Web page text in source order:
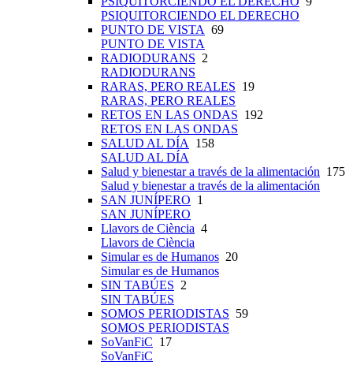
PSIQUITORCIENDO EL DERECHO
PUNTO DE VISTA 69
PUNTO DE VISTA
RADIODURANS 2
RADIODURANS
RARAS, PERO REALES 19
RARAS, PERO REALES
RETOS EN LAS ONDAS 192
RETOS EN LAS ONDAS
SALUD AL DÍA 158
SALUD AL DÍA
Salud y bienestar a través de la alimentación 175
Salud y bienestar a través de la alimentación
SAN JUNÍPERO 1
SAN JUNÍPERO
Llavors de Ciència 4
Llavors de Ciència
Simular es de Humanos 20
Simular es de Humanos
SIN TABÚES 2
SIN TABÚES
SOMOS PERIODISTAS 59
SOMOS PERIODISTAS
SoVanFiC 17
SoVanFiC